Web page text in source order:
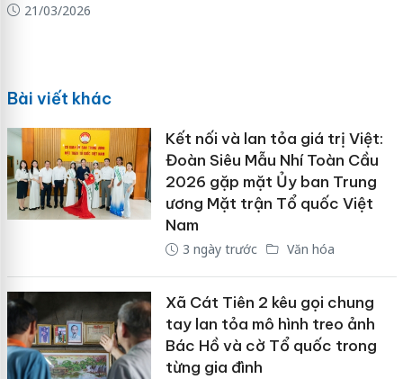
21/03/2026
Bài viết khác
Kết nối và lan tỏa giá trị Việt:
Đoàn Siêu Mẫu Nhí Toàn Cầu
2026 gặp mặt Ủy ban Trung
ương Mặt trận Tổ quốc Việt
Nam
3 ngày trước Văn hóa
Xã Cát Tiên 2 kêu gọi chung
tay lan tỏa mô hình treo ảnh
Bác Hồ và cờ Tổ quốc trong
từng gia đình